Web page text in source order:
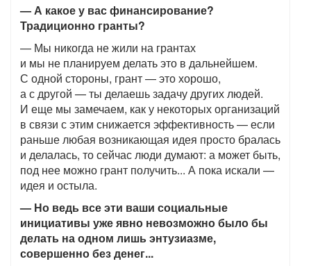
— А какое у вас финансирование?
Традиционно гранты?
— Мы никогда не жили на грантах
и мы не планируем делать это в дальнейшем.
С одной стороны, грант — это хорошо,
а с другой — ты делаешь задачу других людей.
И еще мы замечаем, как у некоторых организаций
в связи с этим снижается эффективность — если
раньше любая возникающая идея просто бралась
и делалась, то сейчас люди думают: а может быть,
под нее можно грант получить... А пока искали —
идея и остыла.
— Но ведь все эти ваши социальные
инициативы уже явно невозможно было бы
делать на одном лишь энтузиазме,
совершенно без денег...